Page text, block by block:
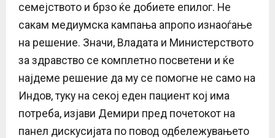
семејството и брзо ќе добиете епилог. Не
сакам медиумска кампања апропо изнаоѓање
на решение. Значи, Владата и Министерството
за здравство се комплетно посветени и ќе
најдеме решение да му се помогне не само на
Индов, туку на секој еден пациент кој има
потреба, изјави Демири пред почетокот на
панел дискусијата по повод одбележувањето